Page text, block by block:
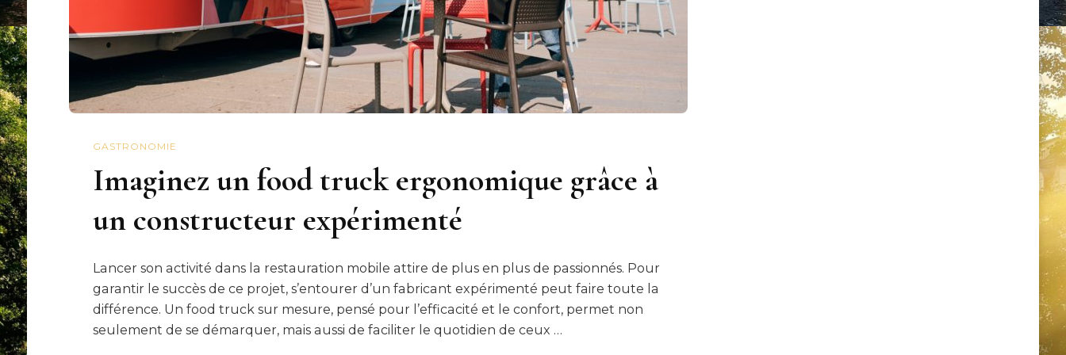
GASTRONOMIE
Imaginez un food truck ergonomique grâce à
un constructeur expérimenté
Lancer son activité dans la restauration mobile attire de plus en plus de passionnés. Pour
garantir le succès de ce projet, s’entourer d’un fabricant expérimenté peut faire toute la
différence. Un food truck sur mesure, pensé pour l’efficacité et le confort, permet non
seulement de se démarquer, mais aussi de faciliter le quotidien de ceux …